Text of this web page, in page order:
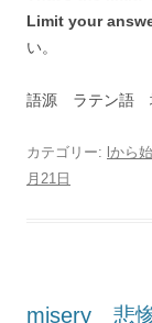
Limit your
い。
語源 ラテン語
カテゴリー: lから
月21日
misery 悲